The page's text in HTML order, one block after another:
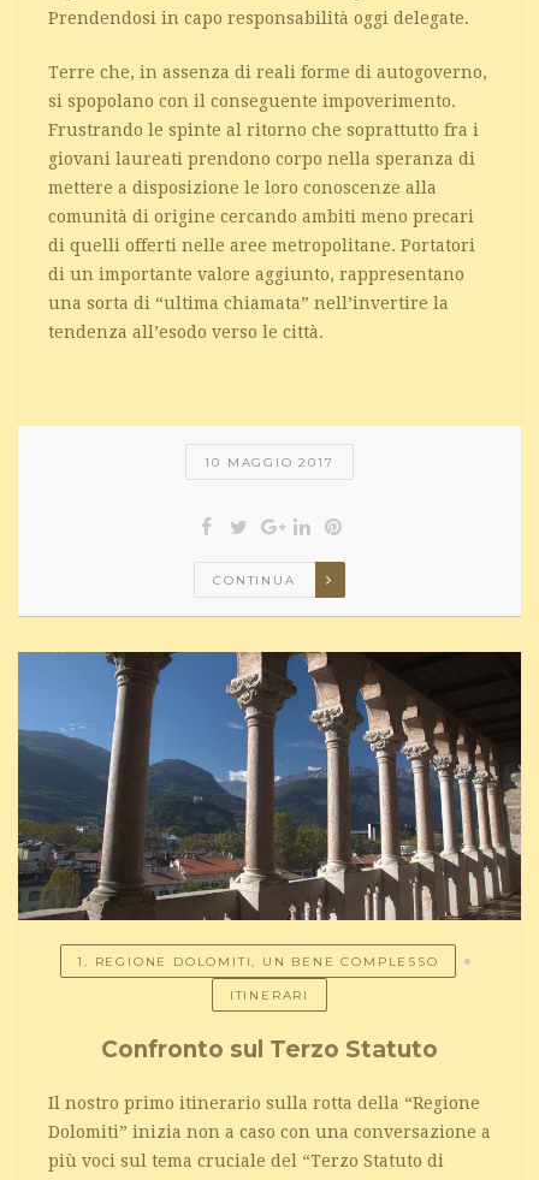
Prendendosi in capo responsabilità oggi delegate.
Terre che, in assenza di reali forme di autogoverno,
si spopolano con il conseguente impoverimento.
Frustrando le spinte al ritorno che soprattutto fra i
giovani laureati prendono corpo nella speranza di
mettere a disposizione le loro conoscenze alla
comunità di origine cercando ambiti meno precari
di quelli offerti nelle aree metropolitane. Portatori
di un importante valore aggiunto, rappresentano
una sorta di “ultima chiamata” nell’invertire la
tendenza all’esodo verso le città.
10 MAGGIO 2017
CONTINUA
1. REGIONE DOLOMITI, UN BENE COMPLESSO
ITINERARI
Confronto sul Terzo Statuto
Il nostro primo itinerario sulla rotta della “Regione
Dolomiti” inizia non a caso con una conversazione a
più voci sul tema cruciale del “Terzo Statuto di